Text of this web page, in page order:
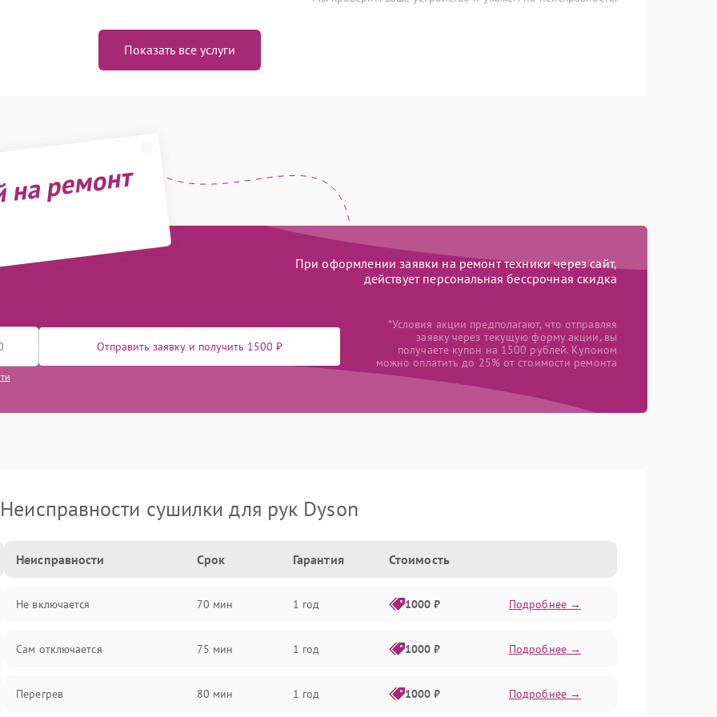
Показать все услуги
ремонт
При оформлении заявки на ремонт техники через сайт,
действует персональная бессрочная скидка
Отправить заявку и получить 1500 ₽
*Условия акции предполагают, что отправляя
заявку через текущую форму акции, вы
получаете купон на 1500 рублей. Купоном
можно оплатить до 25% от стоимости ремонта
Неисправности сушилки для рук Dyson
Неисправности Срок Гарантия Стоимость
Не включается 70 мин 1 год 1000 ₽ Подробнее →
Сам отключается 75 мин 1 год 1000 ₽ Подробнее →
Перегрев 80 мин 1 год 1000 ₽ Подробнее →